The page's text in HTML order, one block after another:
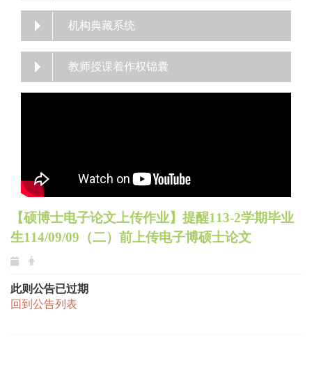
机构典藏系统
教师授课着作权锦囊
【硕博士电子论文上传作业】提醒113-2学期毕业
生114/09/09（二）前上传电子博硕士论文
此则公告已过期
回到公告列表